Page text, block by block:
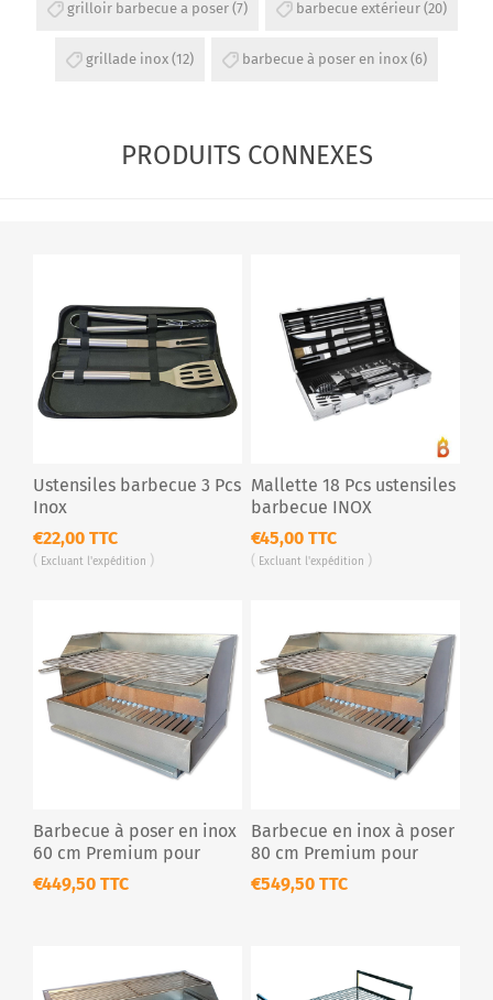
grilloir barbecue a poser (7) barbecue extérieur (20)
grillade inox (12) barbecue à poser en inox (6)
PRODUITS CONNEXES
Ustensiles barbecue 3 Pcs
Inox
€22,00 TTC
Excluant l'expédition
Mallette 18 Pcs ustensiles
barbecue INOX
€45,00 TTC
Excluant l'expédition
Barbecue à poser en inox
60 cm Premium pour
extérieur
€449,50 TTC
Barbecue en inox à poser
80 cm Premium pour
extérieur
€549,50 TTC